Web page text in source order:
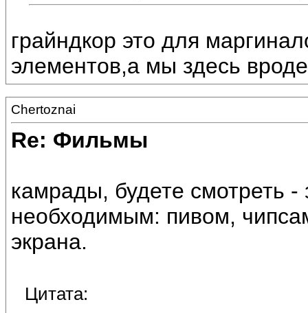
грайндкор это для
элементов,а мы здесь
Chertoznai
Re: Фильмы
камрады, будете смотреть -
необходимым: пивом,
экрана.
Цитата: